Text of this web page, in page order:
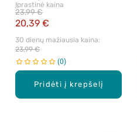
Pridėti į krepšelį
ml
Įprastinė kaina
20,39 €
23,99 €
30 dienų mažiausia kaina:
23,99 €
0